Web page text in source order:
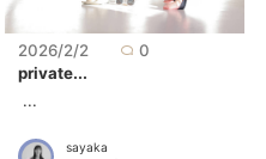
2026/2/2
0
private...
...
sayaka